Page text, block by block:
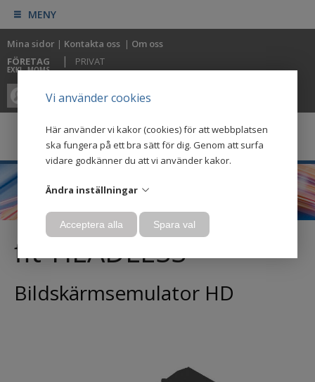
MENY
Vi använder cookies
Här använder vi kakor (cookies) för att webbplatsen
ska fungera på ett bra sätt för dig. Genom att surfa
vidare godkänner du att vi använder kakor.
Ändra inställningar
Acceptera alla Spara val
Mina sidor | Kontakta oss | Om oss
FÖRETAG
EXKL. MOMS
| PRIVAT
0 0
fit-HEADLESS
Bildskärmsemulator HD